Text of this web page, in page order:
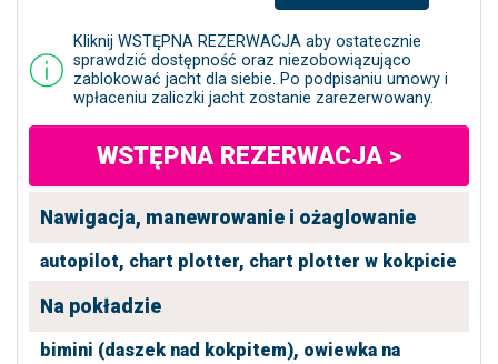
Kliknij WSTĘPNA REZERWACJA aby ostatecznie
sprawdzić dostępność oraz niezobowiązująco
zablokować jacht dla siebie. Po podpisaniu umowy i
wpłaceniu zaliczki jacht zostanie zarezerwowany.
WSTĘPNA REZERWACJA >
Nawigacja, manewrowanie i ożaglowanie
autopilot, chart plotter, chart plotter w kokpicie
Na pokładzie
bimini (daszek nad kokpitem), owiewka na